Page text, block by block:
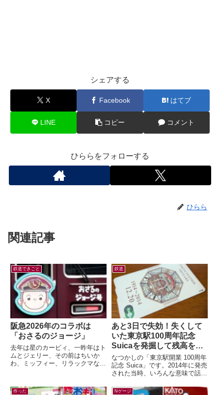
シェアする
X Facebook はてブ
LINE コピー コメント
ひららをフォローする
ひらら
関連記事
鉄道できごと
阪急2026年のコラボは
「おさるのジョージ」
去年は星のカービィ、一昨年はト
ムとジェリー、その前はちいか
わ、ミッフィー、リラックマなど
のコラボレー...
鉄道
あと3日で失効！失くして
いた東京駅100周年記念
Suicaを発掘して残高を確
認したら…
なつかしの「東京駅開業 100周年
記念 Suica」です。2014年に発売
された当時、いろんな意味で話題
なので、もったいなくて使わ...
作った Nゲージ